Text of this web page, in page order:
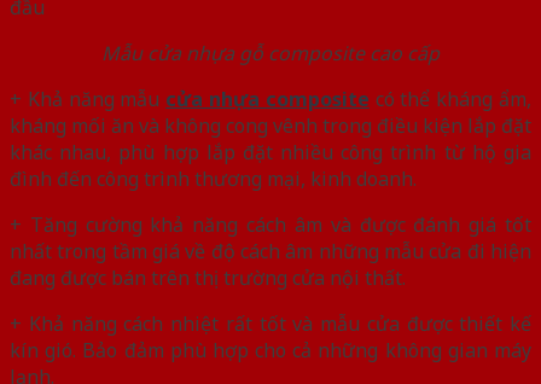
Mẫu cửa nhựa gỗ composite cao cấp
+ Khả năng mẫu cửa nhựa composite có thể kháng ẩm,
kháng mối ăn và không cong vênh trong điều kiện lắp đặt
khác nhau, phù hợp lắp đặt nhiều công trình từ hộ gia
đình đến công trình thương mại, kinh doanh.
+ Tăng cường khả năng cách âm và được đánh giá tốt
nhất trong tầm giá về độ cách âm những mẫu cửa đi hiện
đang được bán trên thị trường cửa nội thất.
+ Khả năng cách nhiệt rất tốt và mẫu cửa được thiết kế
kín gió. Bảo đảm phù hợp cho cả những không gian máy
lạnh.